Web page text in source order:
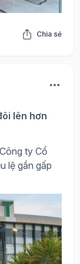
Chia sẻ
lên hơn
ty Cổ
lệ gần gấp